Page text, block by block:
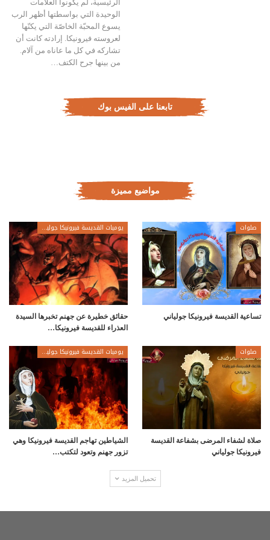
الرئيسية، لم يكونوا العلامات
الوحيدة التي بواسطتها أظهر الرب
يسوع المحبّة الخاصّة التي يكنّها
لعروسته فيرونيكا. إرادته كانت أن
تشاركه في كل ما عاناه من آلام.
من بينها جرح الكتف…
تابعنا على الفيس بوك
مواضيع مميزة
صلوات
تساعية القديسة فيرونيكا جولياني
يوميات القديسة فيرونيكا جولياني
حقائق خطيرة عن جهنم تخبرها السيدة
العذراء للقديسة فيرونيكا…
صلوات
صلاة لشفاء المرضى بشفاعة القديسة
فيرونيكا جولياني
يوميات القديسة فيرونيكا جولياني
الشياطين تهاجم القديسة فيرونيكا وهي
تزور جهنم وتعود لتكتب…
تحميل المزيد